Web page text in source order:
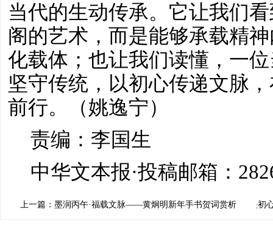
当代的生动传承。它让我们
阁的艺术，而是能够承载精
化载体；也让我们读懂，一
坚守传统，以初心传递文脉
前行。（姚逸宁）
责编：李国生
中华文本报·投稿邮箱：
上一篇：墨润丙午·福载文脉——黄炯明新年手书贺词赏析
下一篇：瓷上青花映初